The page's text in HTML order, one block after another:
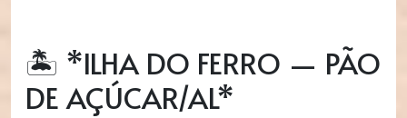
🏝️ *ILHA DO FERRO — PÃO
DE AÇÚCAR/AL*